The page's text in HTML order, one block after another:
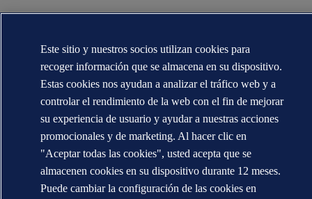
Este sitio y nuestros socios utilizan cookies para
recoger información que se almacena en su dispositivo.
Estas cookies nos ayudan a analizar el tráfico web y a
controlar el rendimiento de la web con el fin de mejorar
su experiencia de usuario y ayudar a nuestras acciones
promocionales y de marketing. Al hacer clic en
"Aceptar todas las cookies", usted acepta que se
almacenen cookies en su dispositivo durante 12 meses.
Puede cambiar la configuración de las cookies en